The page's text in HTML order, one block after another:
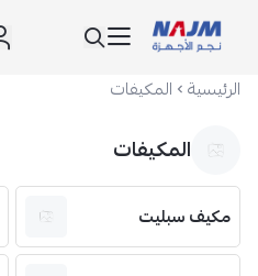
نجم الأجهزة
الرئيسية المكيفات
المكيفات
مكيف سبليت